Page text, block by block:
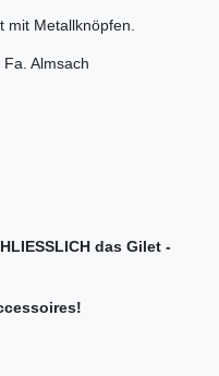
Metallknöpfen.
Almsach
das Gilet -